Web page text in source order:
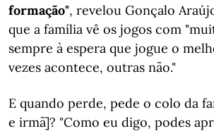
formação", revelou Gonçalo
que a família vê os jogos com
sempre à espera que jogue o
vezes acontece, outras não."
E quando perde, pede o colo da
e irmã]? "Como eu digo, podes